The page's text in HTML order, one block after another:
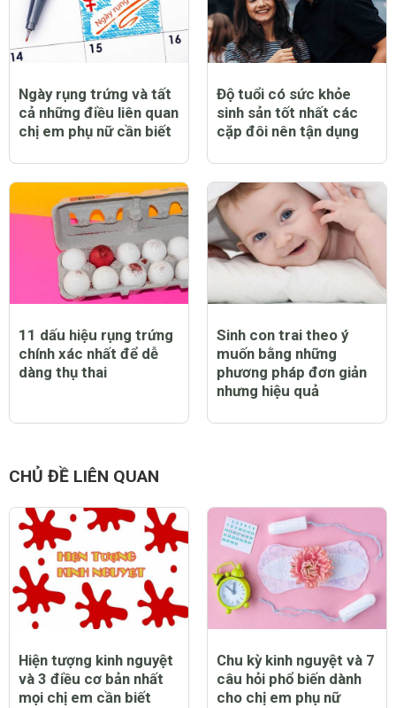
Ngày rụng trứng và tất
cả những điều liên quan
chị em phụ nữ cần biết
Độ tuổi có sức khỏe
sinh sản tốt nhất các
cặp đôi nên tận dụng
11 dấu hiệu rụng trứng
chính xác nhất để dễ
dàng thụ thai
Sinh con trai theo ý
muốn bằng những
phương pháp đơn giản
nhưng hiệu quả
CHỦ ĐỀ LIÊN QUAN
Hiện tượng kinh nguyệt
và 3 điều cơ bản nhất
mọi chị em cần biết
Chu kỳ kinh nguyệt và 7
câu hỏi phổ biến dành
cho chị em phụ nữ